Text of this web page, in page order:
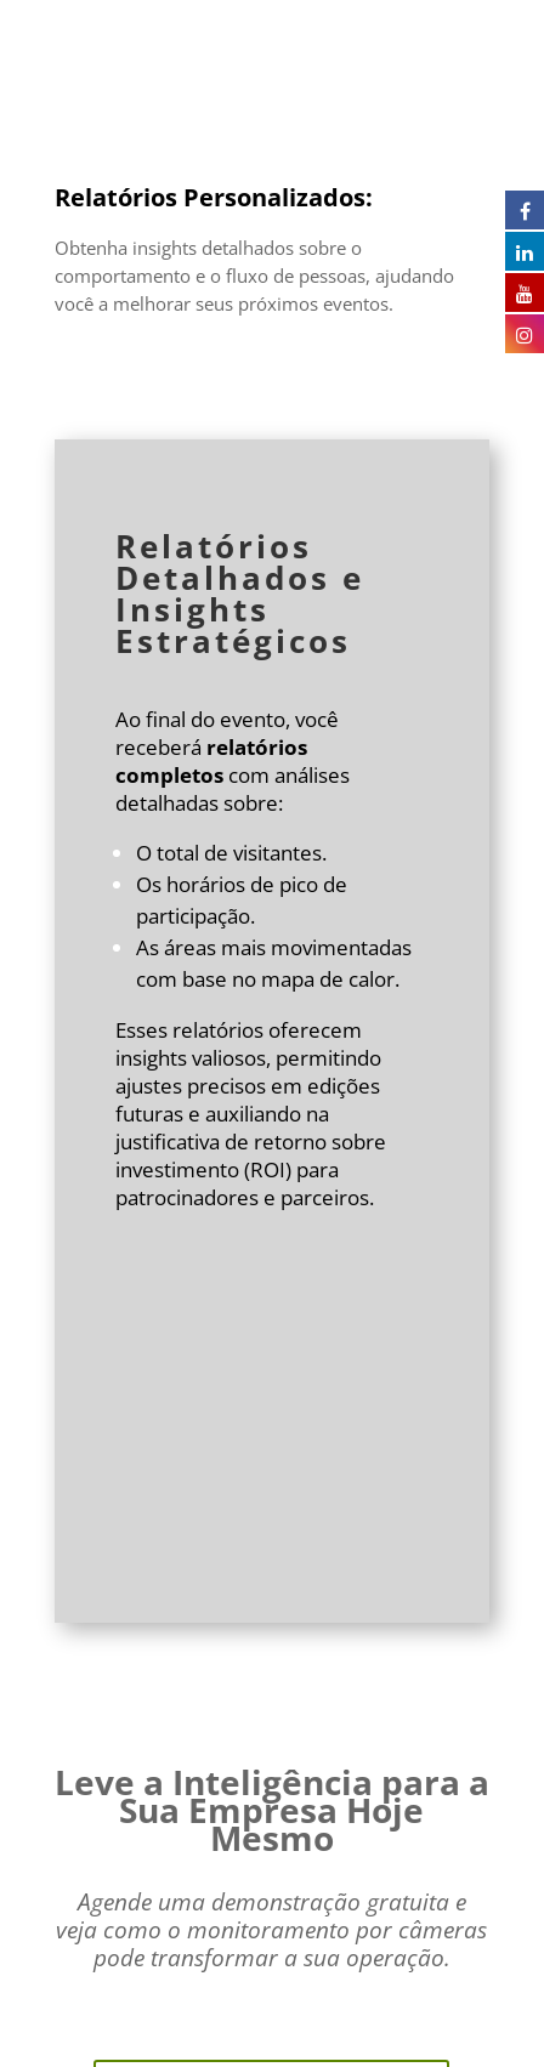
Relatórios Personalizados:
Obtenha insights detalhados sobre o
comportamento e o fluxo de pessoas, ajudando
você a melhorar seus próximos eventos.
Relatórios
Detalhados e
Insights
Estratégicos
Ao final do evento, você
receberá relatórios
completoscom análises
detalhadas sobre:
O total de visitantes.
Os horários de pico de
participação.
As áreas mais movimentadas
com base no mapa de calor.
Esses relatórios oferecem
insights valiosos, permitindo
ajustes precisos em edições
futuras e auxiliando na
justificativa de retorno sobre
investimento (ROI) para
patrocinadores e parceiros.
Leve a Inteligência para a
Sua Empresa Hoje
Mesmo
Agende uma demonstração gratuita e
veja como o monitoramento por câmeras
pode transformar a sua operação.